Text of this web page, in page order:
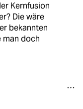
Kernfusion
Die wäre
bekannten
man doch